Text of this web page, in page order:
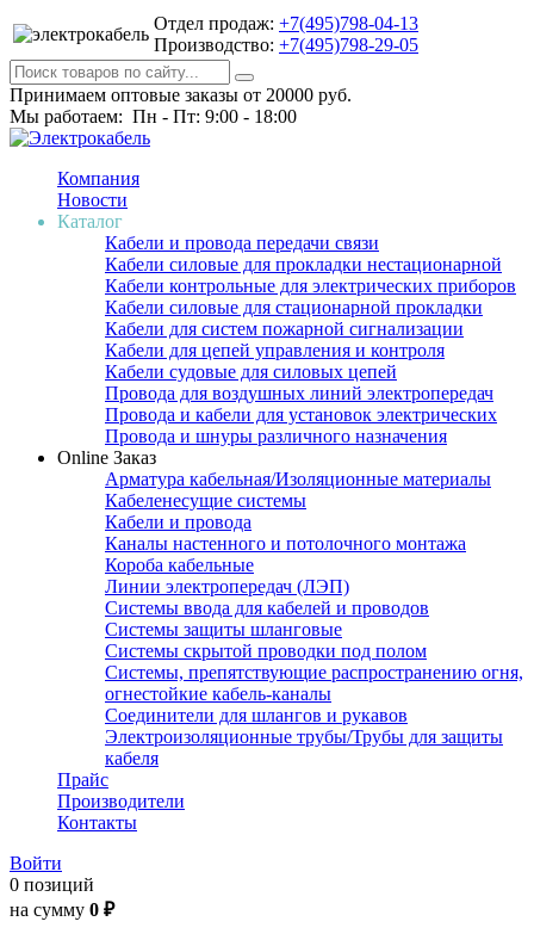
Отдел продаж: +7(495)798-04-13
Производство: +7(495)798-29-05
Принимаем оптовые заказы от 20000 руб.
Мы работаем: Пн - Пт: 9:00 - 18:00
Компания
Новости
Каталог
Кабели и провода передачи связи
Кабели силовые для прокладки нестационарной
Кабели контрольные для электрических приборов
Кабели силовые для стационарной прокладки
Кабели для систем пожарной сигнализации
Кабели для цепей управления и контроля
Кабели судовые для силовых цепей
Провода для воздушных линий электропередач
Провода и кабели для установок электрических
Провода и шнуры различного назначения
Online Заказ
Арматура кабельная/Изоляционные материалы
Кабеленесущие системы
Кабели и провода
Каналы настенного и потолочного монтажа
Короба кабельные
Линии электропередач (ЛЭП)
Системы ввода для кабелей и проводов
Системы защиты шланговые
Системы скрытой проводки под полом
Системы, препятствующие распространению огня,
огнестойкие кабель-каналы
Соединители для шлангов и рукавов
Электроизоляционные трубы/Трубы для защиты
кабеля
Прайс
Производители
Контакты
Войти
0 позиций
на сумму 0 ₽